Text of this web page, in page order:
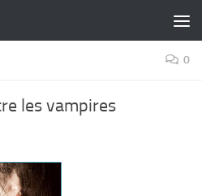
0
les vampires